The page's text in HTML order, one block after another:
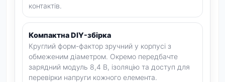
контактів.
Компактна DIY-збірка
Круглий форм-фактор зручний у корпусі з
обмеженим діаметром. Окремо передбачте
зарядний модуль 8,4 В, ізоляцію та доступ для
перевірки напруги кожного елемента.